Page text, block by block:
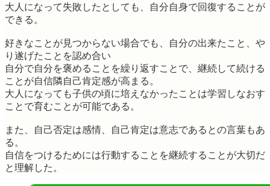
大人になって失敗したとしても、自分自身で回復することが
できる。
好きなことが見つからない場合でも、自分の出来たこと、や
り遂げたことを認め合い
自分で自分を褒めることを繰り返すことで、継続して続ける
ことが自信隣自己肯定感が高まる。
大人になっても子供の頃に培えなかったことは学習しなおす
ことで育むことが可能である。
また、自己否定は感情、自己肯定は意志であるとの言葉もあ
る。
自信をつけるためには行動することを継続することが大切だ
と理解した。